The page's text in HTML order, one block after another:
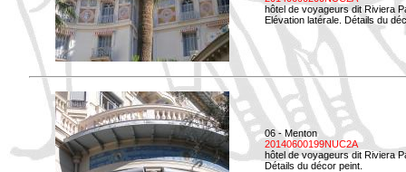
hôtel de voyageurs dit Riviera
Elévation latérale. Détails du
06 - Menton
20140600199NUC2A
hôtel de voyageurs dit Riviera
Détails du décor peint.